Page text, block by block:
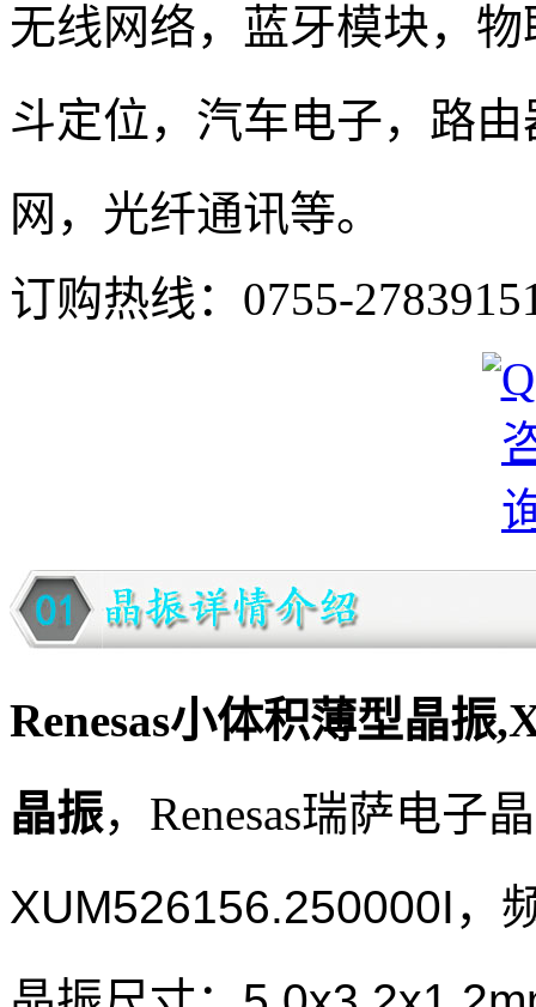
无线网络，蓝牙模块，
斗定位，汽车电子，路
网 ，光纤通讯等。
订购热线： 0755-
Renesas小体积薄型晶振
晶振， Renesas瑞萨电子
XUM526156.250000I ，